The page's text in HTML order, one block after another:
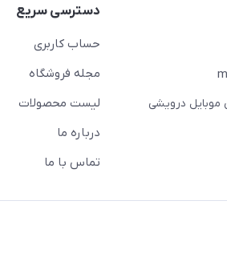
موبایل درویشی
دسترسی سریع
حساب کاربری
مجله فروشگاه
لیست محصولات
درباره ما
تماس با ما